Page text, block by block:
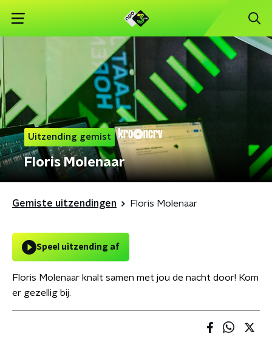
Uitzending gemist
Floris Molenaar
Gemiste uitzendingen Floris Molenaar
Speel uitzending af
Floris Molenaar knalt samen met jou de nacht door! Kom
er gezellig bij.